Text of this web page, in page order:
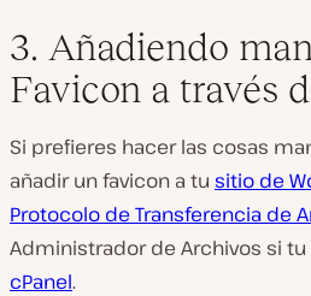
3. Añadiendo
Favicon a través
Si prefieres hacer las cosas
añadir un favicon a tu sitio de
Protocolo de Transferencia de
Administrador de Archivos si
cPanel.